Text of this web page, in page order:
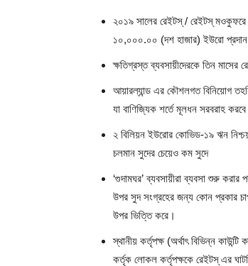
২০১৯ সালের রেইটস্ / রেইটস্ মওকুফরে
১০,০০০.০০ (দশ হাজার) ইউরো প্রদান
ক্ষতিগ্রস্ত ব্যবসায়ীদেরকে তিন মাসের
আয়ারল্যান্ড এর কৌশলগত বিনিয়োগ
যা বাণিজ্যিক শর্তে মূলধন সরবরাহ
২ বিলিয়ন ইউরোর কোভিড-১৯ ঋন
চলমান সুদের চেয়েও কম সুদে
‘গুদামঘর’ ব্যবসায়ীরা ব্যবসা শুরু
উপর সুদ সংগ্রহের জন্য কোন প্রকার
উপর ভিত্তি করে।
স্থানীয় কর্তৃপক্ষ (অর্থাৎ বিভিন্ন
কর্তৃক লোকল কর্তৃপক্ষকে রেইটস্ এর